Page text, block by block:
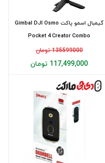
گیمبال اسمو پاکت Gimbal DJI Osmo
Pocket 4 Creator Combo
135599000 تومان
117,499,000 تومان